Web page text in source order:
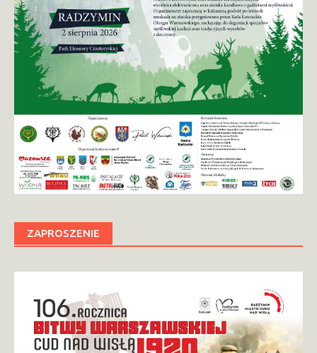
ZAPROSZENIE